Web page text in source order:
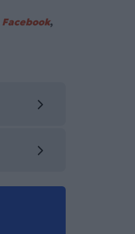
Facebook,